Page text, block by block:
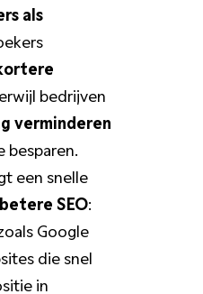
als
bedrijven
verminderen
besparen.
een snelle
betere SEO:
Google
die snel
in